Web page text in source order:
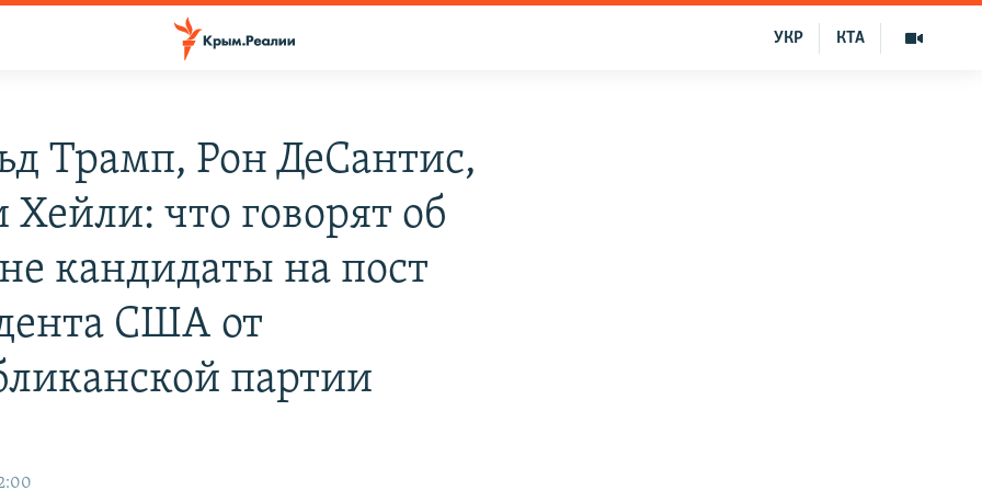
КТА
УКР
Трамп, Рон ДеСантис,
что говорят об
кандидаты на пост
США от
партии